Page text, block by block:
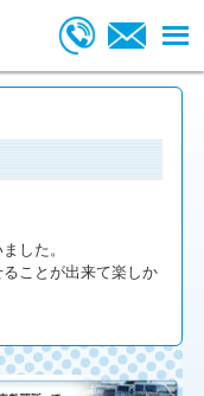
した。
ことが出来て楽しか